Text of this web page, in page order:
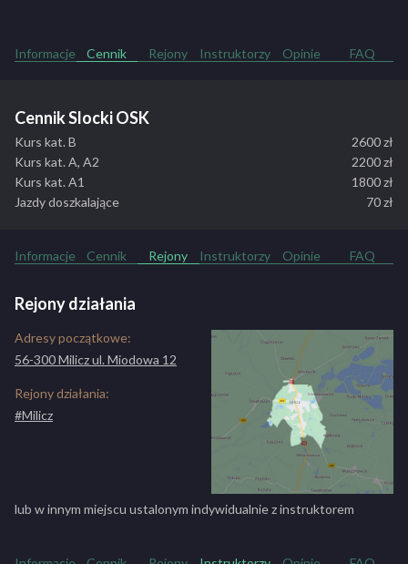
godzinach rannych a także popołudniowych i wieczornych.
przed egzaminem na placu manewrowym WORD Milicz w cenie dla
kursantów którzy odbyli u nas cały kurs. W cenie kursu także jazdy
pokazowe w ruchu miejskim dla kursantów przed egzaminem.
Informacje Cennik Rejony Instruktorzy Opinie FAQ
Cennik Slocki OSK
Kurs kat. B
2600 zł
Kurs kat. A, A2
2200 zł
Kurs kat. A1
1800 zł
Jazdy doszkalające
70 zł
Informacje Cennik Rejony Instruktorzy Opinie FAQ
Rejony działania
Adresy początkowe:
56-300 Milicz ul. Miodowa 12
Rejony działania:
#Milicz
lub w innym miejscu ustalonym indywidualnie z instruktorem